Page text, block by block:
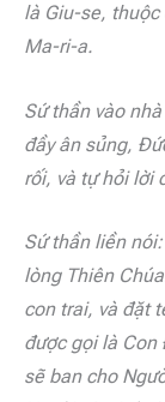
là Giu-se,
Ma-ri-a.
Sứ thần vào
đầy ân sủng,
rối, và tự hỏi lời
Sứ thần liền
lòng Thiên
con trai, và đặt
được gọi là Con
sẽ ban cho